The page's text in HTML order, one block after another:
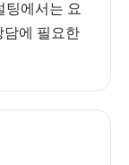
팅에서는 요
담에 필요한